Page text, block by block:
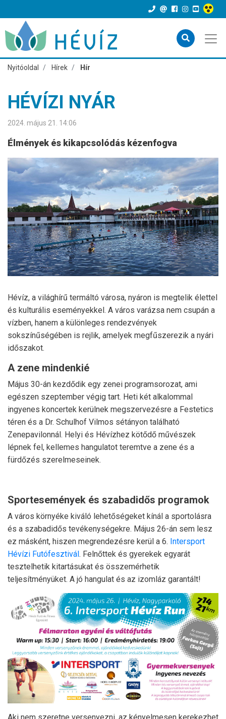
Nyitóoldal Hírek Hír
HÉVÍZI NYÁR
2024. május 21. 14:06
Élmények és kikapcsolódás kézenfogva
Hévíz, a világhírű termáltó városa, nyáron is megtelik élettel
és kulturális eseményekkel. A város varázsa nem csupán a
vízben, hanem a különleges rendezvények
sokszínűségében is rejlik, amelyek megfűszerezik a nyári
időszakot.
A zene mindenkié
Május 30-án kezdődik egy zenei programsorozat, ami
egészen szeptember végig tart. Heti két alkalommal
ingyenes koncertek kerülnek megszervezésre a Festetics
téren és a Dr. Schulhof Vilmos sétányon található
Zenepavilonnál. Helyi és Hévízhez kötődő művészek
lépnek fel, kellemes hangulatot teremtve a zene és a
fürdőzés szerelmeseinek.
Sportesemények és szabadidős programok
A város környéke kiváló lehetőségeket kínál a sportolásra
és a szabadidős tevékenységekre. Május 26-án sem lesz
ez másként, hiszen megrendezésre kerül a 6. Intersport
Hévízi Futófesztivál. Felnőttek és gyerekek egyarát
tesztelhetik kitartásukat és összemérhetik
teljesítményüket. A jó hangulat és az izomláz garantált!